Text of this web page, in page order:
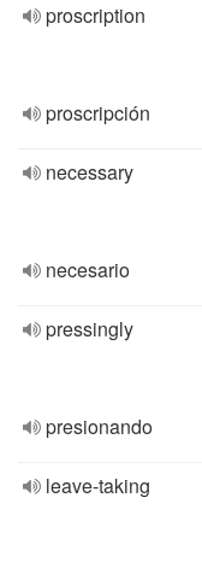
proscription
proscripción
necessary
necesario
pressingly
presionando
leave-taking